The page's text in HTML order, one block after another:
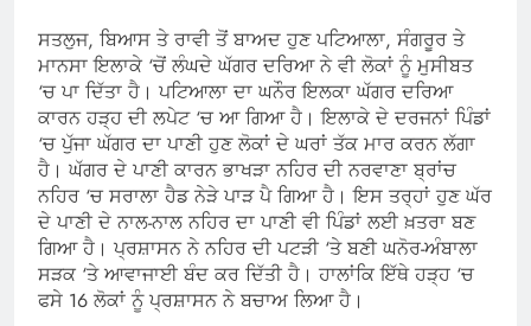
ਸਤਲੁਜ, ਬਿਆਸ ਤੇ ਰਾਵੀ ਤੋਂ ਬਾਅਦ ਹੁਣ ਪਟਿਆਲਾ, ਸੰਗਰੂਰ ਤੇ
ਮਾਨਸਾ ਇਲਾਕੇ ‘ਚੋਂ ਲੰਘਦੇ ਘੱਗਰ ਦਰਿਆ ਨੇ ਵੀ ਲੋਕਾਂ ਨੂੰ ਮੁਸੀਬਤ
‘ਚ ਪਾ ਦਿੱਤਾ ਹੈ। ਪਟਿਆਲਾ ਦਾ ਘਨੌਰ ਇਲਕਾ ਘੱਗਰ ਦਰਿਆ
ਕਾਰਨ ਹੜ੍ਹ ਦੀ ਲਪੇਟ ‘ਚ ਆ ਗਿਆ ਹੈ। ਇਲਾਕੇ ਦੇ ਦਰਜਨਾਂ ਪਿੰਡਾਂ
‘ਚ ਪੁੱਜਾ ਘੱਗਰ ਦਾ ਪਾਣੀ ਹੁਣ ਲੋਕਾਂ ਦੇ ਘਰਾਂ ਤੱਕ ਮਾਰ ਕਰਨ ਲੱਗਾ
ਹੈ। ਘੱਗਰ ਦੇ ਪਾਣੀ ਕਾਰਨ ਭਾਖੜਾ ਨਹਿਰ ਦੀ ਨਰਵਾਣਾ ਬ੍ਰਾਂਚ
ਨਹਿਰ ‘ਚ ਸਰਾਲਾ ਹੈਡ ਨੇੜੇ ਪਾੜ ਪੈ ਗਿਆ ਹੈ। ਇਸ ਤਰ੍ਹਾਂ ਹੁਣ ਘੱਰ
ਦੇ ਪਾਣੀ ਦੇ ਨਾਲ-ਨਾਲ ਨਹਿਰ ਦਾ ਪਾਣੀ ਵੀ ਪਿੰਡਾਂ ਲਈ ਖ਼ਤਰਾ ਬਣ
ਗਿਆ ਹੈ। ਪ੍ਰਸ਼ਾਸਨ ਨੇ ਨਹਿਰ ਦੀ ਪਟੜੀ ‘ਤੇ ਬਣੀ ਘਨੋਰ-ਅੰਬਾਲਾ
ਸੜਕ ‘ਤੇ ਆਵਾਜਾਈ ਬੰਦ ਕਰ ਦਿੱਤੀ ਹੈ। ਹਾਲਾਂਕਿ ਇੱਥੇ ਹੜ੍ਹ ‘ਚ
ਫਸੇ 16 ਲੋਕਾਂ ਨੂੰ ਪ੍ਰਸ਼ਾਸਨ ਨੇ ਬਚਾਅ ਲਿਆ ਹੈ।